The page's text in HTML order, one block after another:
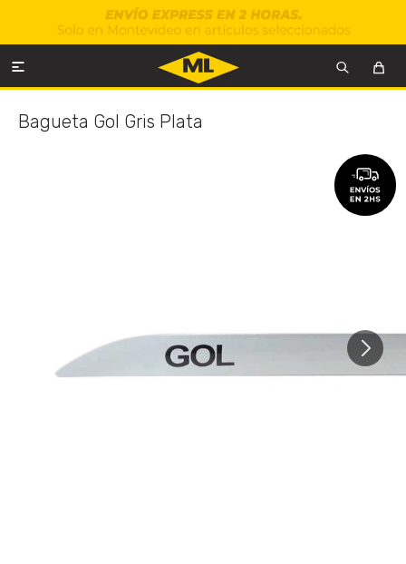

Bagueta Gol Gris Plata